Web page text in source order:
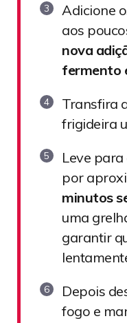
Adicione
aos
nova
fermento
Transfira
frigideira
Leve
por
minutos
uma
garantir
Depois
fogo e